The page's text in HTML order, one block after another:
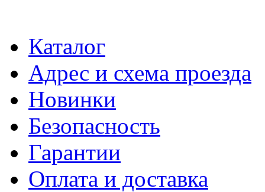
Каталог
Адрес и схема проезда
Новинки
Безопасность
Гарантии
Оплата и доставка